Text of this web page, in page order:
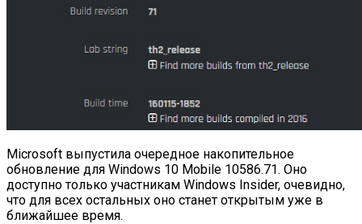
Microsoft выпустила очередное накопительное
обновление для Windows 10 Mobile 10586.71. Оно
доступно только участникам Windows Insider, очевидно,
что для всех остальных оно станет открытым уже в
ближайшее время.